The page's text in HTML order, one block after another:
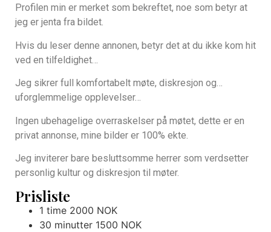
Profilen min er merket som bekreftet, noe som betyr at
jeg er jenta fra bildet.
Hvis du leser denne annonen, betyr det at du ikke kom hit
ved en tilfeldighet…
Jeg sikrer full komfortabelt møte, diskresjon og…
uforglemmelige opplevelser…
Ingen ubehagelige overraskelser på møtet, dette er en
privat annonse, mine bilder er 100% ekte.
Jeg inviterer bare besluttsomme herrer som verdsetter
personlig kultur og diskresjon til møter.
Prisliste
1 time 2000 NOK
30 minutter 1500 NOK